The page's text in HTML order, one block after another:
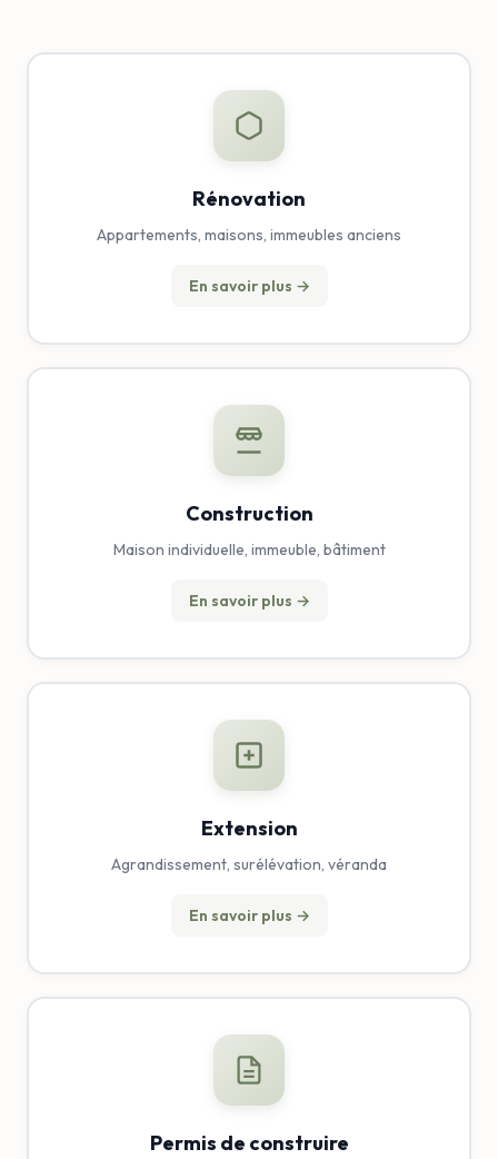
Rénovation
Appartements, maisons, immeubles anciens
En savoir plus →
Construction
Maison individuelle, immeuble, bâtiment
En savoir plus →
Extension
Agrandissement, surélévation, véranda
En savoir plus →
Permis de construire